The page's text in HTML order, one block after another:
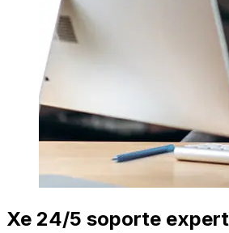
Xe 24/5 soporte